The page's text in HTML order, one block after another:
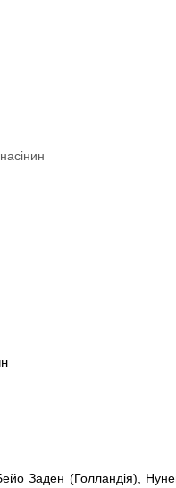
Заден (Голландія),